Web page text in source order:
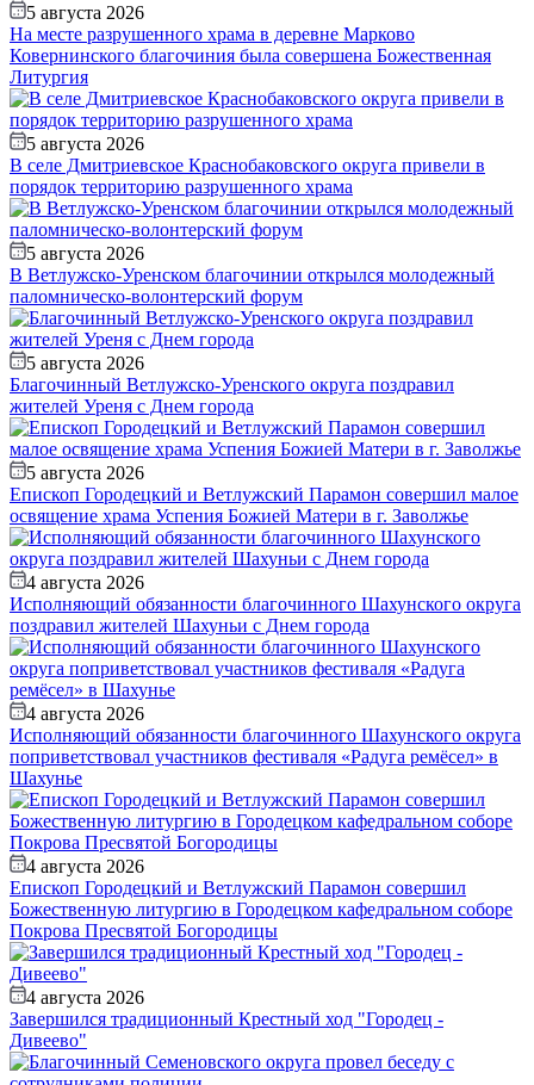
5 августа 2026
На месте разрушенного храма в деревне Марково
Ковернинского благочиния была совершена Божественная
Литургия
5 августа 2026
В селе Дмитриевское Краснобаковского округа привели в
порядок территорию разрушенного храма
5 августа 2026
В Ветлужско-Уренском благочинии открылся молодежный
паломническо-волонтерский форум
5 августа 2026
Благочинный Ветлужско-Уренского округа поздравил
жителей Уреня с Днем города
5 августа 2026
Епископ Городецкий и Ветлужский Парамон совершил малое
освящение храма Успения Божией Матери в г. Заволжье
4 августа 2026
Исполняющий обязанности благочинного Шахунского округа
поздравил жителей Шахуньи с Днем города
4 августа 2026
Исполняющий обязанности благочинного Шахунского округа
поприветствовал участников фестиваля «Радуга ремёсел» в
Шахунье
4 августа 2026
Епископ Городецкий и Ветлужский Парамон совершил
Божественную литургию в Городецком кафедральном соборе
Покрова Пресвятой Богородицы
4 августа 2026
Завершился традиционный Крестный ход "Городец -
Дивеево"